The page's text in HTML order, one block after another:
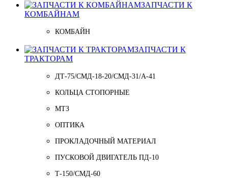
ЗАПЧАСТИ К
КОМБАЙНАМ
КОМБАЙН
ЗАПЧАСТИ К
ТРАКТОРАМ
ДТ-75/СМД-18-20/СМД-31/A-41
КОЛЬЦА СТОПОРНЫЕ
МТЗ
ОПТИКА
ПРОКЛАДОЧНЫЙ МАТЕРИАЛ
ПУСКОВОЙ ДВИГАТЕЛЬ ПД-10
Т-150/СМД-60